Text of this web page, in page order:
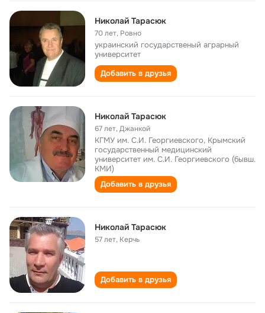
Николай Тарасюк
70 лет, Ровно
украинский государственый аграрный
университет
Добавить в друзья
Николай Тарасюк
67 лет,Джанкой
КГМУ им. С.И. Георгиевского, Крымский
государственный медицинский
университет им. С.И. Георгиевского (бывш.
КМИ)
Добавить в друзья
Николай Тарасюк
57 лет, Керчь
Добавить в друзья